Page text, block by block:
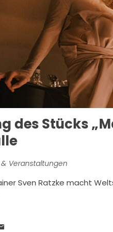
des Stücks
Veranstaltungen
Sven Ratzke macht